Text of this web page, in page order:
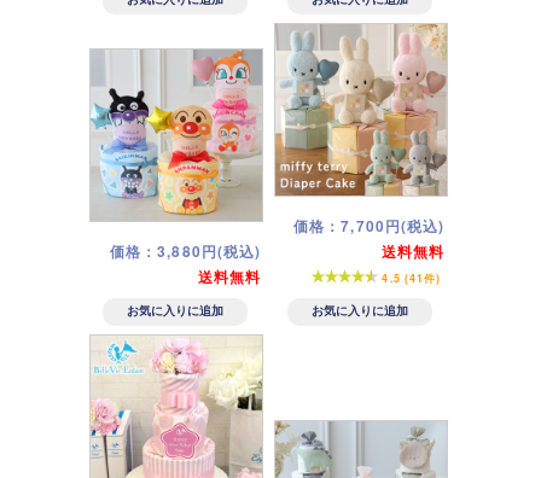
価格：3,880円(税込)
送料無料
価格：7,700円(税込)
送料無料
4.5 (41件)